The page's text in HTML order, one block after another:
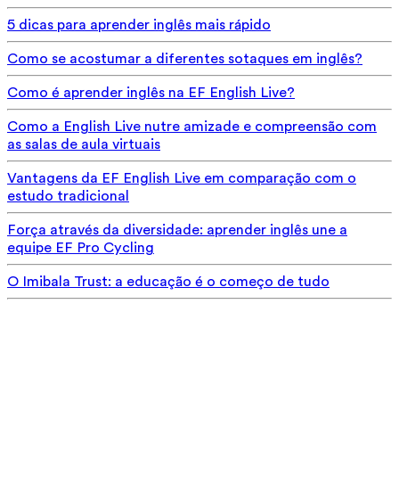
5 dicas para aprender inglês mais rápido
Como se acostumar a diferentes sotaques em inglês?
Como é aprender inglês na EF English Live?
Como a English Live nutre amizade e compreensão com
as salas de aula virtuais
Vantagens da EF English Live em comparação com o
estudo tradicional
Força através da diversidade: aprender inglês une a
equipe EF Pro Cycling
O Imibala Trust: a educação é o começo de tudo